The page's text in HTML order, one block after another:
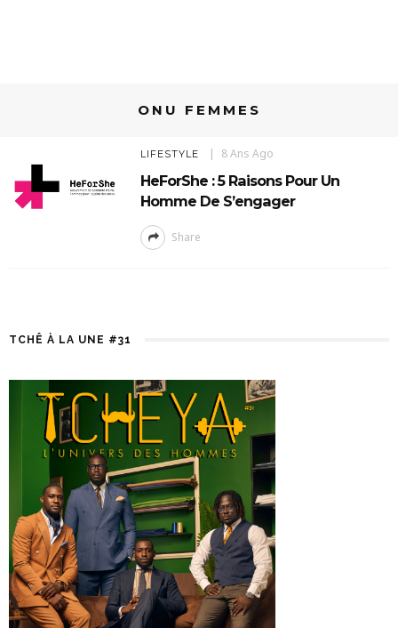
ONU FEMMES
LIFESTYLE 8 Ans Ago
HeForShe : 5 Raisons Pour Un
Homme De S’engager
Share
TCHÊ À LA UNE #31